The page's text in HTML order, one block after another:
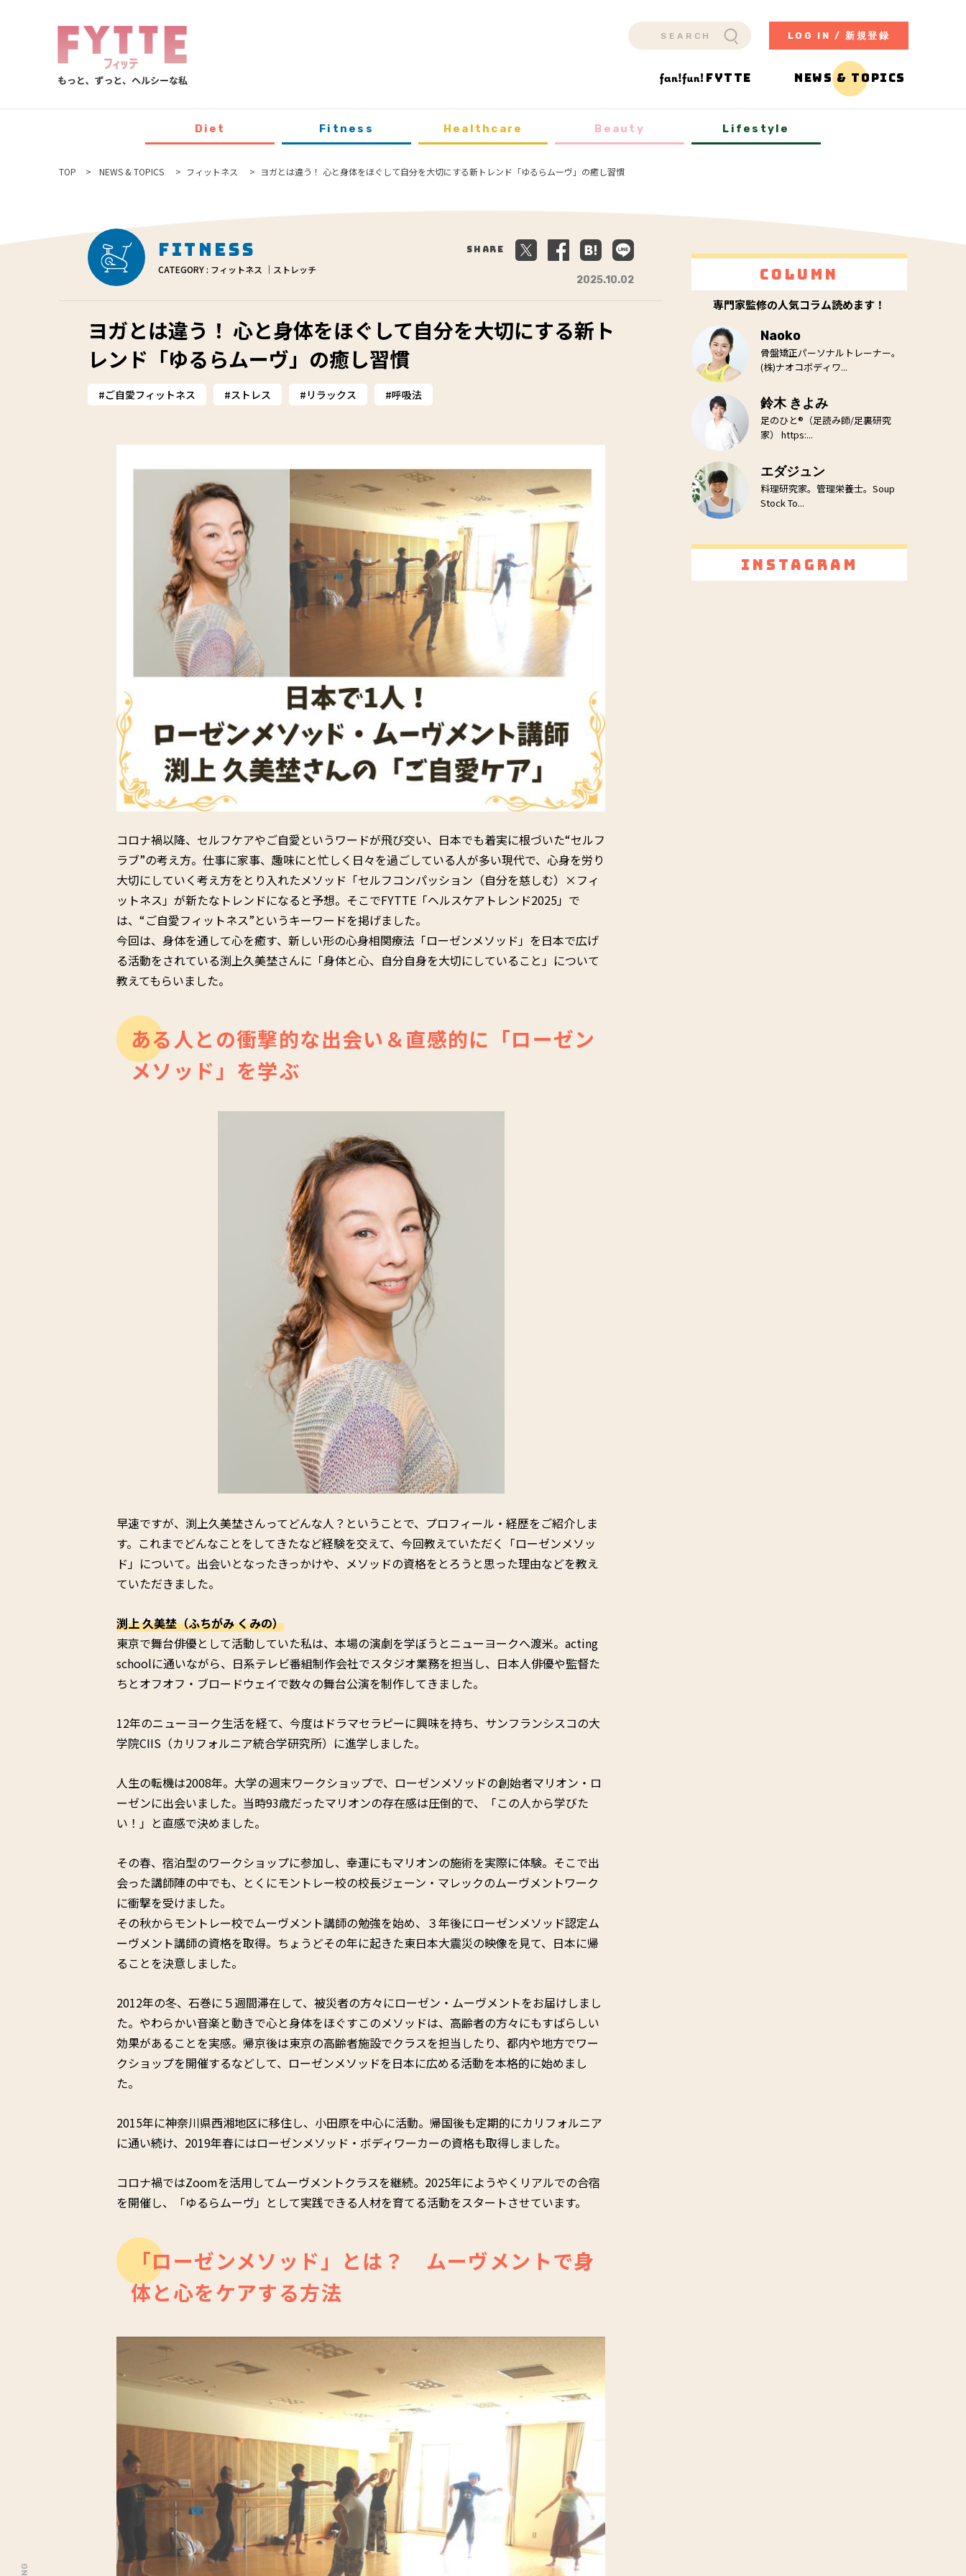
LOG IN / 新規登録
FYTTE NEWS & TOPICS
Diet Fitness Healthcare Beauty Lifestyle
TOP NEWS & TOPICS フィットネス ヨガとは違う！ 心と身体をほぐして自分を大切にする新トレンド「ゆるらムーヴ」の癒し習慣
Fitness
CATEGORY : フィットネス ｜ストレッチ
2025.10.02
ヨガとは違う！ 心と身体をほぐして自分を大切にする新ト
レンド「ゆるらムーヴ」の癒し習慣
ご自愛フィットネス ストレス リラックス 呼吸法
Share
コロナ禍以降、セルフケアやご自愛というワードが飛び交い、日本でも着実に根づいた“セルフ
ラブ”の考え方。仕事に家事、趣味にと忙しく日々を過ごしている人が多い現代で、心身を労り
大切にしていく考え方をとり入れたメソッド「セルフコンパッション（自分を慈しむ）×フィ
ットネス」が新たなトレンドになると予想。そこでFYTTE「ヘルスケアトレンド2025」で
は、“ご自愛フィットネス”というキーワードを掲げました。
今回は、身体を通して心を癒す、新しい形の心身相関療法「ローゼンメソッド」を日本で広げ
る活動をされている渕上久美埜さんに「身体と心、自分自身を大切にしていること」について
教えてもらいました。
ある人との衝撃的な出会い＆直感的に「ローゼン
メソッド」を学ぶ
早速ですが、渕上久美埜さんってどんな人？ということで、プロフィール・経歴をご紹介しま
す。これまでどんなことをしてきたなど経験を交えて、今回教えていただく「ローゼンメソッ
ド」について。出会いとなったきっかけや、メソッドの資格をとろうと思った理由などを教え
ていただきました。
渕上 久美埜（ふちがみ くみの）
東京で舞台俳優として活動していた私は、本場の演劇を学ぼうとニューヨークへ渡米。acting
schoolに通いながら、日系テレビ番組制作会社でスタジオ業務を担当し、日本人俳優や監督た
ちとオフオフ・ブロードウェイで数々の舞台公演を制作してきました。
12年のニューヨーク生活を経て、今度はドラマセラピーに興味を持ち、サンフランシスコの大
学院CIIS（カリフォルニア統合学研究所）に進学しました。
人生の転機は2008年。大学の週末ワークショップで、ローゼンメソッドの創始者マリオン・ロ
ーゼンに出会いました。当時93歳だったマリオンの存在感は圧倒的で、「この人から学びた
い！」と直感で決めました。
その春、宿泊型のワークショップに参加し、幸運にもマリオンの施術を実際に体験。そこで出
会った講師陣の中でも、とくにモントレー校の校長ジェーン・マレックのムーヴメントワーク
に衝撃を受けました。
その秋からモントレー校でムーヴメント講師の勉強を始め、３年後にローゼンメソッド認定ム
ーヴメント講師の資格を取得。ちょうどその年に起きた東日本大震災の映像を見て、日本に帰
ることを決意しました。
2012年の冬、石巻に５週間滞在して、被災者の方々にローゼン・ムーヴメントをお届けしまし
た。やわらかい音楽と動きで心と身体をほぐすこのメソッドは、高齢者の方々にもすばらしい
効果があることを実感。帰京後は東京の高齢者施設でクラスを担当したり、都内や地方でワー
クショップを開催するなどして、ローゼンメソッドを日本に広める活動を本格的に始めまし
た。
2015年に神奈川県西湘地区に移住し、小田原を中心に活動。帰国後も定期的にカリフォルニア
に通い続け、2019年春にはローゼンメソッド・ボディワーカーの資格も取得しました。
コロナ禍ではZoomを活用してムーヴメントクラスを継続。2025年にようやくリアルでの合宿
を開催し、「ゆるらムーヴ」として実践できる人材を育てる活動をスタートさせています。
「ローゼンメソッド」とは？ ムーヴメントで身
体と心をケアする方法
Column
専門家監修の人気コラム読めます！
Naoko
骨盤矯正パーソナルトレーナー。
(株)ナオコボディワ...
鈴木 きよみ
足のひと®（足読み師/足裏研究
家） https:...
エダジュン
料理研究家。管理栄養士。Soup
Stock To...
Instagram